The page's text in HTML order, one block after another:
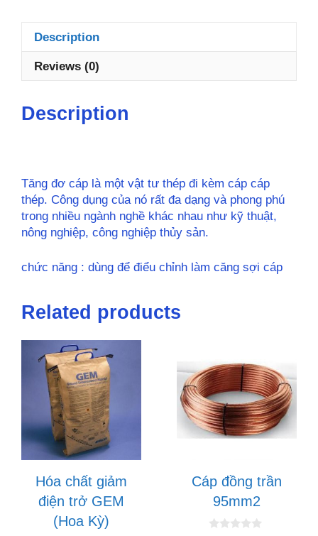
Description
Reviews (0)
Description
Tăng đơ cáp là một vật tư thép đi kèm cáp cáp
thép. Công dụng của nó rất đa dạng và phong phú
trong nhiều ngành nghề khác nhau như kỹ thuật,
nông nghiệp, công nghiệp thủy sản.
chức năng : dùng để điểu chỉnh làm căng sợi cáp
Related products
Hóa chất giảm
điện trở GEM
(Hoa Kỳ)
Cáp đồng trần
95mm2